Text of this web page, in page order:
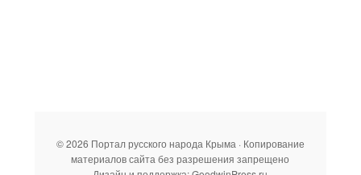
© 2026 Портал русского народа Крыма · Копирование
материалов сайта без разрешения запрещено